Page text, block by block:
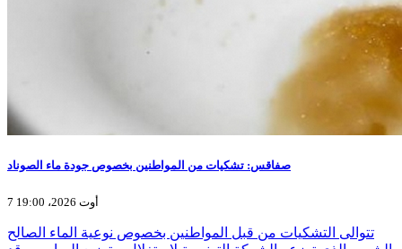
صفاقس: تشكيات من المواطنين بخصوص جودة ماء الصوناد
7 أوت 2026، 19:00
تتوالى التشكيات من قبل المواطنين بخصوص نوعية الماء الصالح